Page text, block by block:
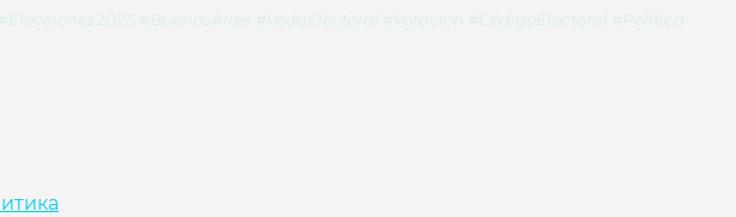
#BuenosAires #VedaElectoral #Votación #CódigoElectoral #Política